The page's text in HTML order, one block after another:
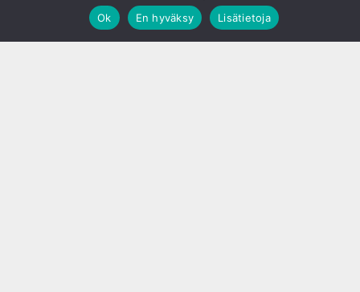
Ok
En hyväksy Lisätietoja